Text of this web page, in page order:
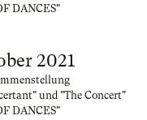
DANCES"
2021
und "The Concert"
DANCES"